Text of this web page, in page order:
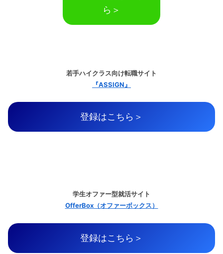
ら＞
若手ハイクラス向け転職サイト
『ASSIGN』
登録はこちら＞
学生オファー型就活サイト
OfferBox（オファーボックス）
登録はこちら＞